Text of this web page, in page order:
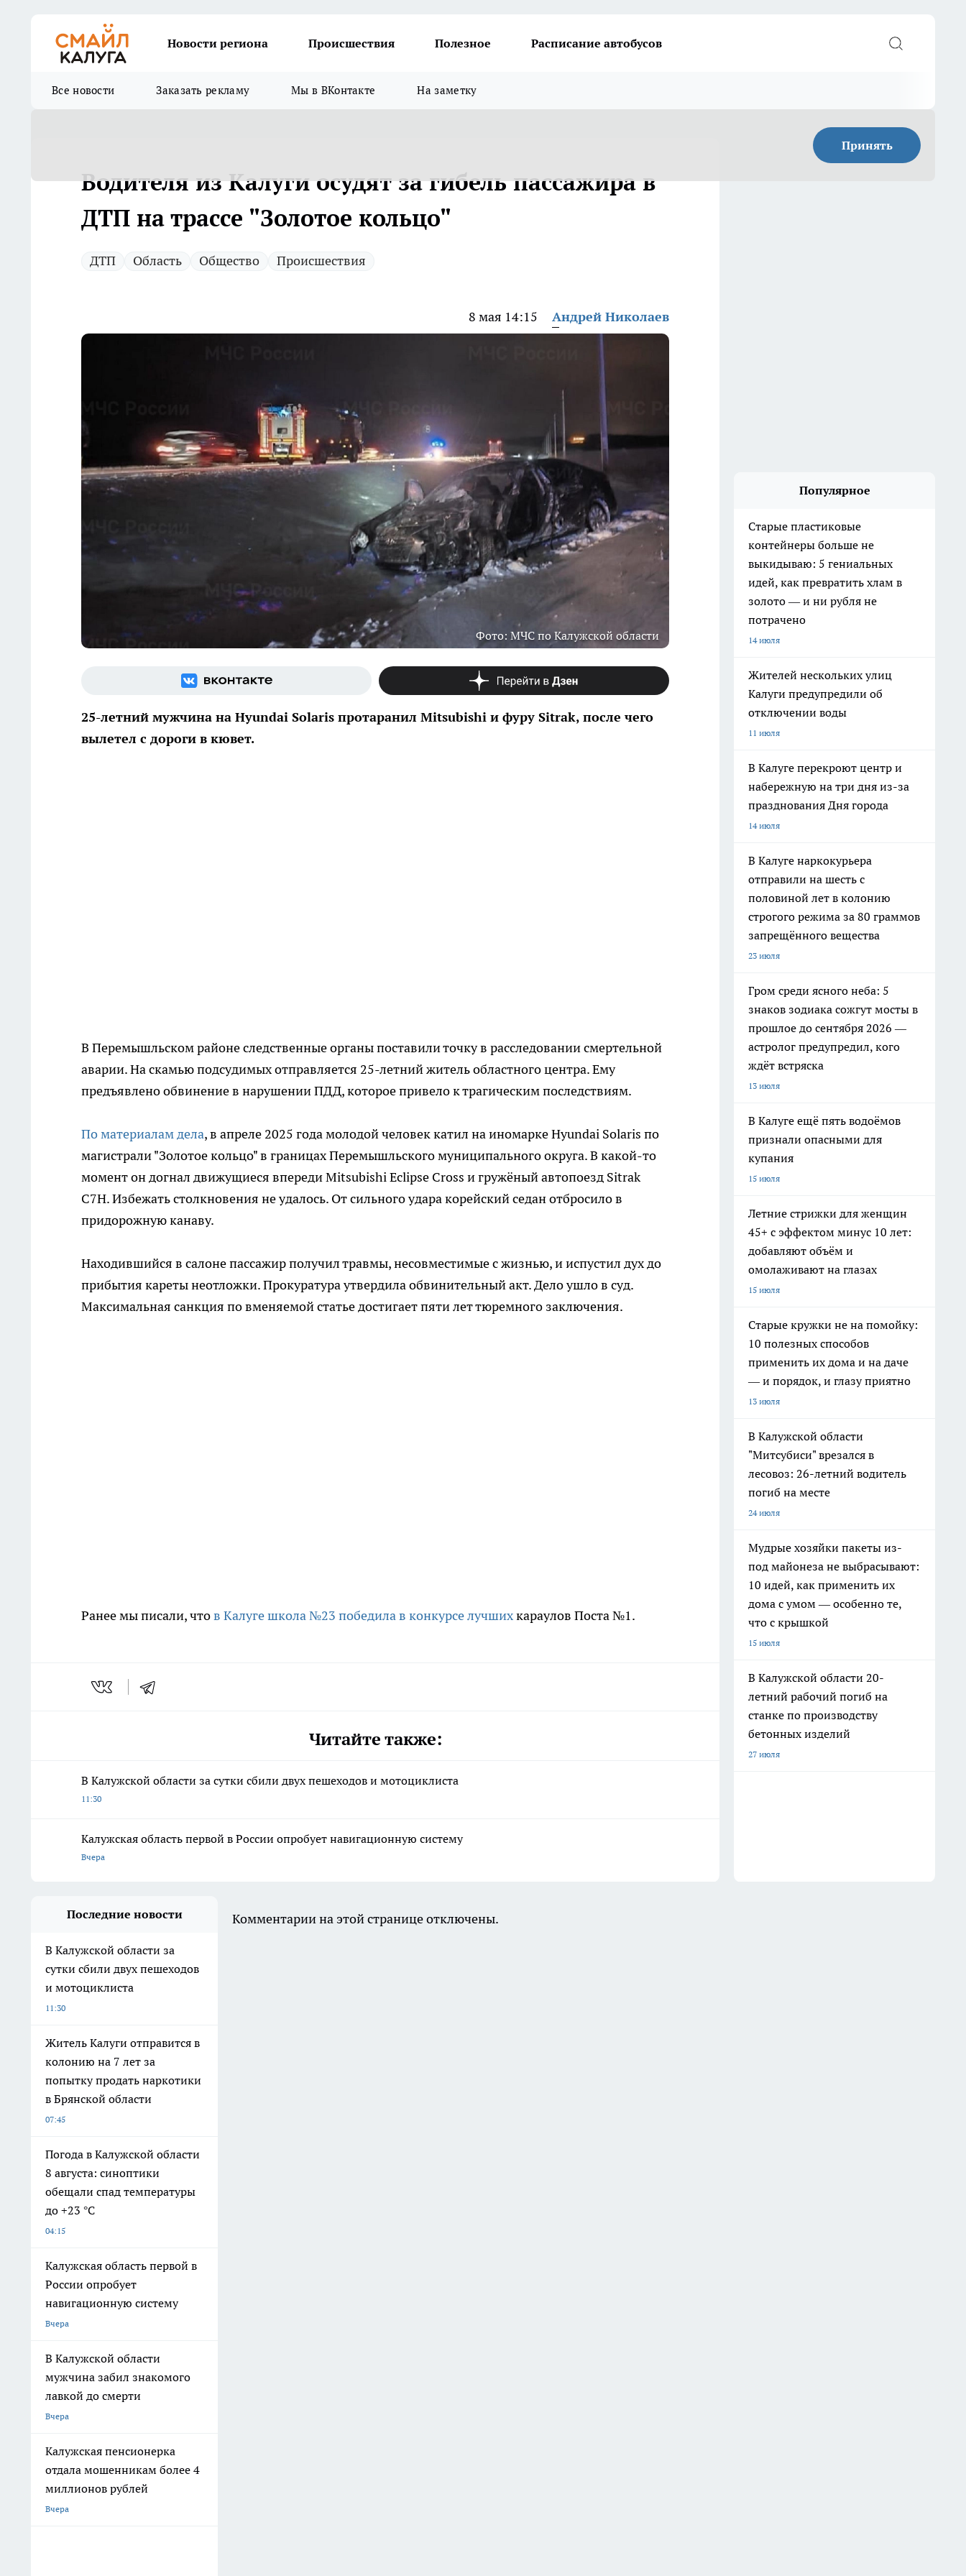
Новости региона Происшествия Полезное Расписание автобусов
Все новости Заказать рекламу Мы в ВКонтакте На заметку
Принять
Водителя из Калуги осудят за гибель пассажира в
ДТП на трассе "Золотое кольцо"
ДТП Область Общество Происшествия
8 мая 14:15 Андрей Николаев
Фото: МЧС по Калужской области
25-летний мужчина на Hyundai Solaris протаранил Mitsubishi и фуру Sitrak, после чего
вылетел с дороги в кювет.
В Перемышльском районе следственные органы поставили точку в расследовании смертельной
аварии. На скамью подсудимых отправляется 25-летний житель областного центра. Ему
предъявлено обвинение в нарушении ПДД, которое привело к трагическим последствиям.
По материалам дела, в апреле 2025 года молодой человек катил на иномарке Hyundai Solaris по
магистрали "Золотое кольцо" в границах Перемышльского муниципального округа. В какой-то
момент он догнал движущиеся впереди Mitsubishi Eclipse Cross и гружёный автопоезд Sitrak
C7H. Избежать столкновения не удалось. От сильного удара корейский седан отбросило в
придорожную канаву.
Находившийся в салоне пассажир получил травмы, несовместимые с жизнью, и испустил дух до
прибытия кареты неотложки. Прокуратура утвердила обвинительный акт. Дело ушло в суд.
Максимальная санкция по вменяемой статье достигает пяти лет тюремного заключения.
Ранее мы писали, чтов Калуге школа №23 победила в конкурсе лучшихкараулов Поста №1.
Читайте также:
В Калужской области за сутки сбили двух пешеходов и мотоциклиста
11:30
Калужская область первой в России опробует навигационную систему
Вчера
Популярное
Старые пластиковые
контейнеры больше не
выкидываю: 5 гениальных
идей, как превратить хлам в
золото — и ни рубля не
потрачено
14 июля
Жителей нескольких улиц
Калуги предупредили об
отключении воды
11 июля
В Калуге перекроют центр и
набережную на три дня из-за
празднования Дня города
14 июля
В Калуге наркокурьера
отправили на шесть с
половиной лет в колонию
строгого режима за 80 граммов
запрещённого вещества
23 июля
Гром среди ясного неба: 5
знаков зодиака сожгут мосты в
прошлое до сентября 2026 —
астролог предупредил, кого
ждёт встряска
13 июля
В Калуге ещё пять водоёмов
признали опасными для
купания
15 июля
Летние стрижки для женщин
45+ с эффектом минус 10 лет:
добавляют объём и
омолаживают на глазах
15 июля
Старые кружки не на помойку:
10 полезных способов
применить их дома и на даче
— и порядок, и глазу приятно
13 июля
В Калужской области
"Митсубиси" врезался в
лесовоз: 26-летний водитель
погиб на месте
24 июля
Мудрые хозяйки пакеты из-
под майонеза не выбрасывают:
10 идей, как применить их
дома с умом — особенно те,
что с крышкой
15 июля
В Калужской области 20-
летний рабочий погиб на
станке по производству
бетонных изделий
27 июля
Последние новости
В Калужской области за
сутки сбили двух пешеходов
и мотоциклиста
11:30
Житель Калуги отправится в
колонию на 7 лет за
попытку продать наркотики
в Брянской области
07:45
Погода в Калужской области
8 августа: синоптики
обещали спад температуры
до +23 °C
04:15
Калужская область первой в
России опробует
навигационную систему
Вчера
В Калужской области
мужчина забил знакомого
лавкой до смерти
Вчера
Калужская пенсионерка
отдала мошенникам более 4
миллионов рублей
Вчера
Комментарии на этой странице отключены.